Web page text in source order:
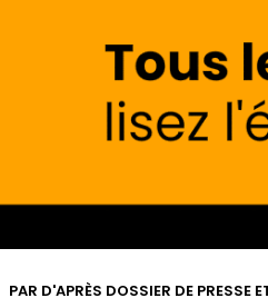
PAR D'APRÈS DOSSIER DE PRESSE